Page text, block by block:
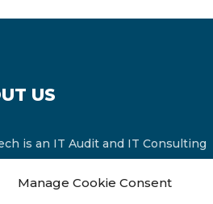
Manage Cookie Consent
US
is an IT Audit and IT Consulting
Bedford International and affiliate of